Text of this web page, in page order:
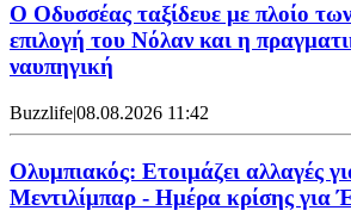
Ο Οδυσσέας ταξίδευε με πλοίο
επιλογή του Νόλαν και η
ναυπηγική
Buzzlife|08.08.2026 11:42
Ολυμπιακός: Ετοιμάζει αλλαγές
Μεντιλίμπαρ - Ημέρα κρίσης για